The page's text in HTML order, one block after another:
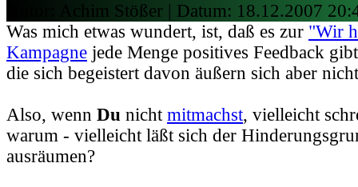
Autor: Achim Stößer | Datum: 18.12.2007
Was mich etwas wundert, ist, daß es zur "Wir
Kampagne jede Menge positives Feedback
die sich begeistert davon äußern sich aber
Also, wenn Du nicht mitmachst, vielleicht
warum - vielleicht läßt sich der
ausräumen?